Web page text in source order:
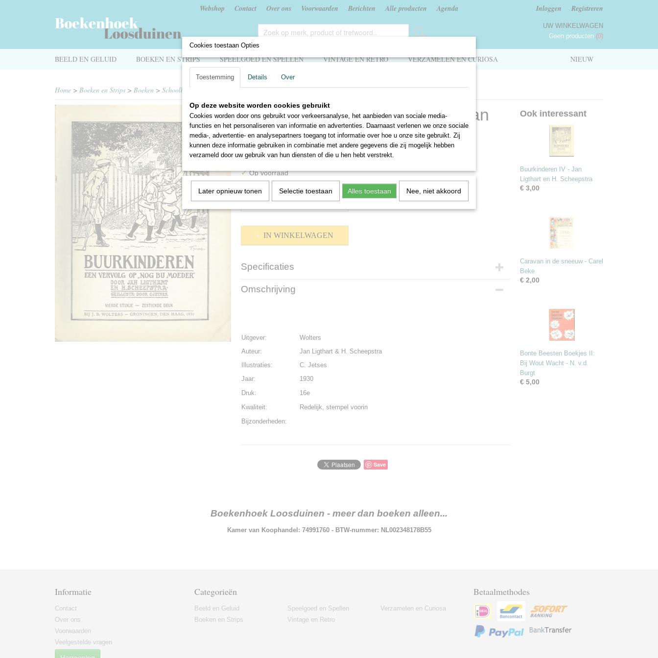
Webshop Contact Over ons Voorwaarden Berichten Alle producten Agenda Inloggen Registreren
UW WINKELWAGEN
Geen producten (0)
NIEUW
BEELD EN GELUID BOEKEN EN STRIPS SPEELGOED EN SPELLEN VINTAGE EN RETRO VERZAMELEN EN CURIOSA
Home > Boeken en Strips > Boeken > Schoolboekjes Buurkinderen - vierde stukje - Jan Ligthart & H. Scheepstra
Buurkinderen - vierde stukje - Jan
Ligthart & H. Scheepstra
€ 2,50
✓Op voorraad
Aantal
IN WINKELWAGEN
Specificaties
Productcode
Bruto gewicht
Omschrijving
Uitgever:
Wolters
Auteur:
Jan Ligthart & H. Scheepstra
Illustraties:
C. Jetses
Jaar:
1930
Druk:
16e
Kwaliteit:
Redelijk, stempel voorin
Bijzonderheden:
Save
Ook interessant
Buurkinderen IV - Jan
Ligthart en H. Scheepstra
€ 3,00
Caravan in de sneeuw - Carel
Beke
€ 2,00
Bonte Beesten Boekjes II:
Bij Wout Wacht - N. v.d.
Burgt
€ 5,00
Boekenhoek Loosduinen - meer dan boeken alleen...
Kamer van Koophandel: 74991760 - BTW-nummer: NL002348178B55
Informatie
Contact
Over ons
Voorwaarden
Veelgestelde vragen
Categorieën
Beeld en Geluid
Boeken en Strips
Speelgoed en Spellen
Vintage en Retro
Verzamelen en Curiosa
Betaalmethodes
Cookies toestaan Opties
Toestemming Details Over
Op deze website worden cookies gebruikt
Cookies worden door ons gebruikt voor verkeersanalyse, het aanbieden van sociale media-
functies en het personaliseren van informatie en advertenties. Daarnaast verlenen we onze sociale
media-, advertentie- en analysepartners toegang tot informatie over hoe u onze site gebruikt. Zij
kunnen deze informatie gebruiken in combinatie met andere gegevens die zij mogelijk hebben
verzameld door uw gebruik van hun diensten of die u hen hebt verstrekt.
Later opnieuw tonen Selectie toestaan Alles toestaan Nee, niet akkoord